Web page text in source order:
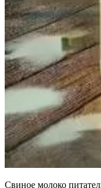
Свиное молоко